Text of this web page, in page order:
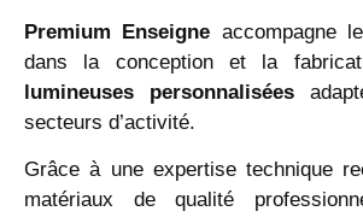
Premium Enseigne accompagne
dans la conception et la
lumineuses personnalisées
secteurs d’activité.
Grâce à une expertise technique
matériaux de qualité